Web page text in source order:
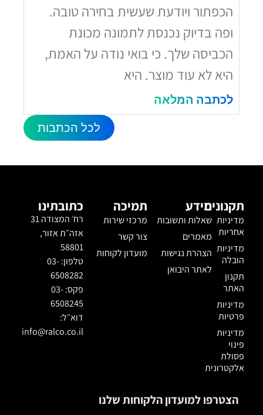
הכפתור ויודעת שעשית בחירה טובה.
ופה בדיוק נכנסת לתמונה מכונת
הכביסה שלך. כי בואי נודה על האמת,
היא לא עוד מוצר. היא
לכתבה המלאה
לכל הכתבות
תקנונים
מדיניות
אחריות
מדיניות
הובלה
תקנון
האתר
מדיניות
פרטיות
מדיניות
פינוי
פסולת
אלקטרונית
מידע
שאלות ותשובות
מאמרים
הצהרת נגישות
לאתר היבואן
תמיכה
מרכזי שירות
צור קשר
מועדון לקוחות
כתובתינו
רח׳ המצודה 31
אזה״ת אזור,
58801
טלפון: 03-
6508282
פקס: 03-
6508245
דוא״ל:
info@ralco.co.il
הצטרפו למועדון הלקוחות שלנו